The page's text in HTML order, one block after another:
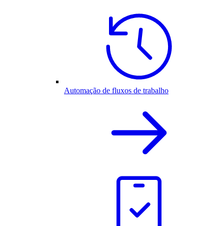
Automação de fluxos de trabalho